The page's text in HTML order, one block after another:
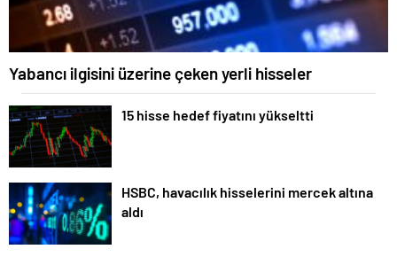
Yabancı ilgisini üzerine çeken yerli hisseler
15 hisse hedef fiyatını yükseltti
HSBC, havacılık hisselerini mercek altına
aldı